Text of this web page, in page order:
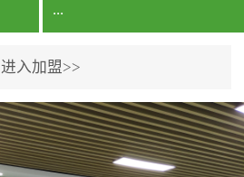
...
专利保护优势、双甲资质
企业（“室内环境净化治理
甲级施工资质”“室内环境
进入加盟>>